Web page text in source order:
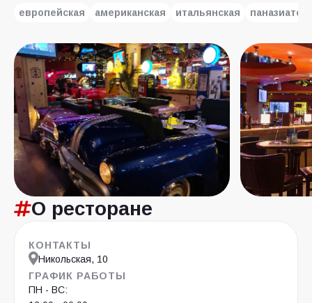
европейская американская итальянская
О ресторане
КОНТАКТЫ
Никольская, 10
ГРАФИК РАБОТЫ
ПН - ВС: